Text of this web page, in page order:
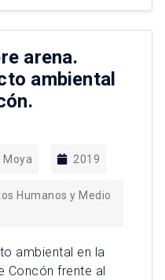
sociales
Se plantea como
arena.
ambiental
2019
Humanos y Medio
ambiental en la
Concón frente al